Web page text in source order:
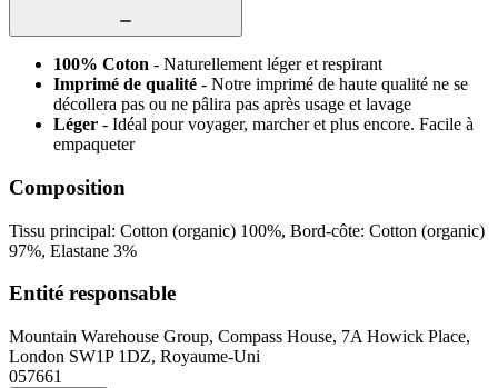
100% Coton - Naturellement léger et respirant
Imprimé de qualité - Notre imprimé de haute qualité ne se
décollera pas ou ne pâlira pas après usage et lavage
Léger - Idéal pour voyager, marcher et plus encore. Facile à
empaqueter
Composition
Tissu principal: Cotton (organic) 100%, Bord-côte: Cotton (organic)
97%, Elastane 3%
Entité responsable
Mountain Warehouse Group, Compass House, 7A Howick Place,
London SW1P 1DZ, Royaume-Uni
057661